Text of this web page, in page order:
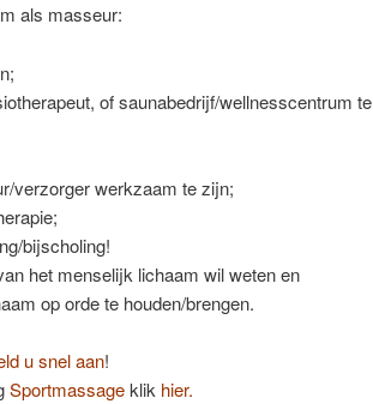
als masseur:
of saunabedrijf/wellnesscentrum te
verzorger werkzaam te zijn;
bijscholing!
het menselijk lichaam wil weten en
op orde te houden/brengen.
u snel aan!
Sportmassageklik hier.